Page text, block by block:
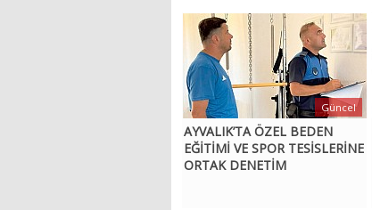
AYVALIK’TA ÖZEL BEDEN
EĞİTİMİ VE SPOR TESİSLERİNE
ORTAK DENETİM
Güncel